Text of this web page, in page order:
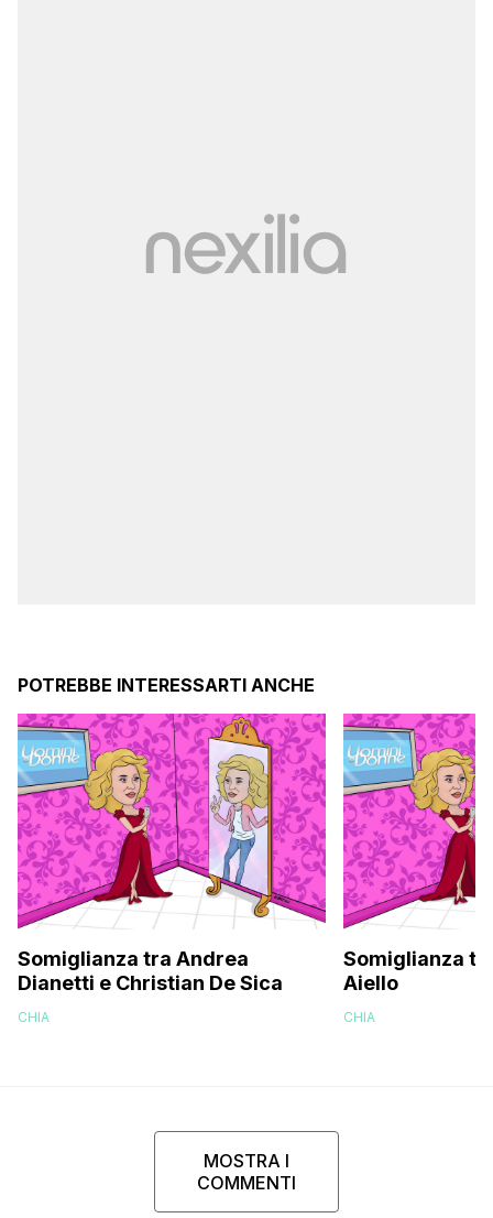
POTREBBE INTERESSARTI ANCHE
Somiglianza tra Andrea
Dianetti e Christian De Sica
CHIA
Somiglianza
Aiello
CHIA
MOSTRA I
COMMENTI